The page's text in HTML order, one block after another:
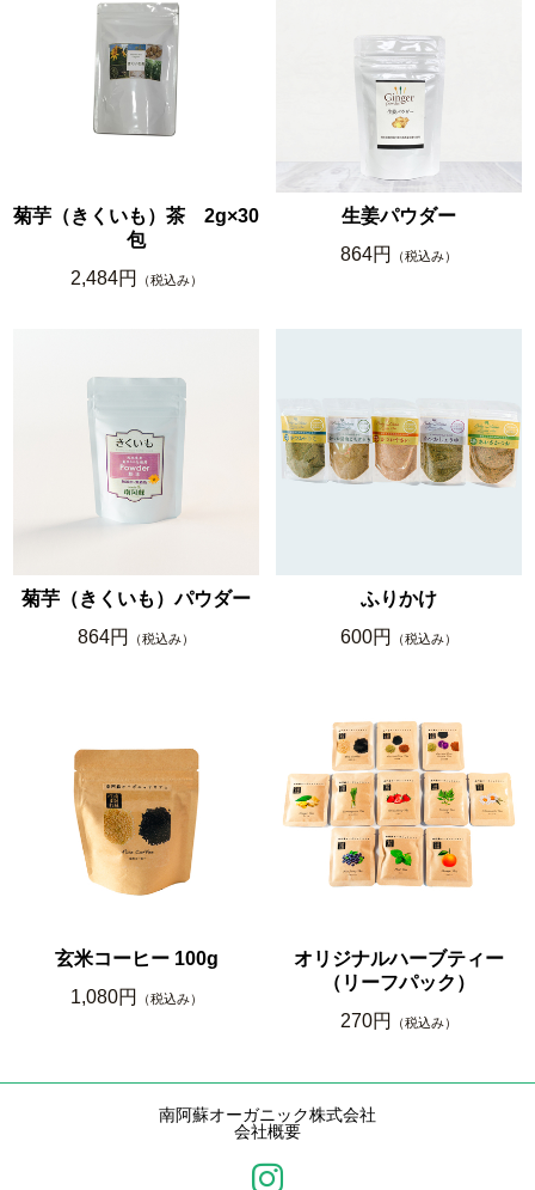
菊芋（きくいも）茶 2g×30
包
2,484円
（税込み）
生姜パウダー
864円
（税込み）
菊芋（きくいも）パウダー
864円
（税込み）
ふりかけ
600円
（税込み）
玄米コーヒー 100g
1,080円
（税込み）
オリジナルハーブティー
（リーフパック）
270円
（税込み）
南阿蘇オーガニック株式会社
会社概要